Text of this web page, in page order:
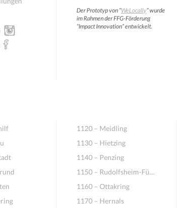
Der Prototyp von “WeLocally” wurde
im Rahmen der FFG-Förderung
“Impact Innovation” entwickelt.
1120 – Meidling
1130 – Hietzing
1140 – Penzing
1150 – Rudolfsheim-Fünfhaus
1160 – Ottakring
1170 – Hernals